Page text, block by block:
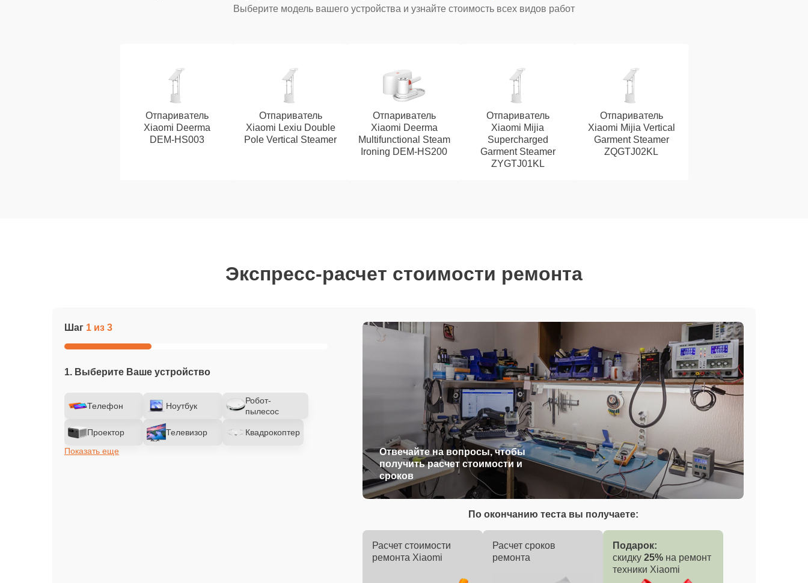
Выберите модель вашего устройства и узнайте стоимость всех видов работ
Отпариватель
Xiaomi Deerma
DEM-HS003
Отпариватель
Xiaomi Lexiu Double
Pole Vertical Steamer
Отпариватель
Xiaomi Deerma
Multifunctional Steam
Ironing DEM-HS200
Отпариватель
Xiaomi Mijia
Supercharged
Garment Steamer
ZYGTJ01KL
Отпариватель
Xiaomi Mijia Vertical
Garment Steamer
ZQGTJ02KL
Экспресс-расчет стоимости ремонта
Шаг 1 из 3
1. Выберите Ваше устройство
Телефон Ноутбук
Робот-
пылесос
Проектор Телевизор
Квадрокоптер
Показать еще
Отвечайте на вопросы, чтобы
получить расчет стоимости и
сроков
По окончанию теста вы получаете:
Расчет стоимости
ремонта Xiaomi
Расчет сроков
ремонта
Подарок:
скидку 25% на ремонт
техники Xiaomi